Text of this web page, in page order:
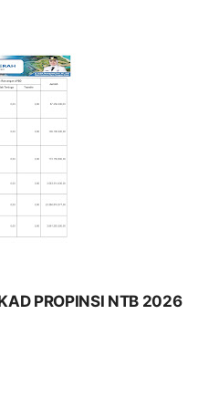
PROPINSI NTB 2026